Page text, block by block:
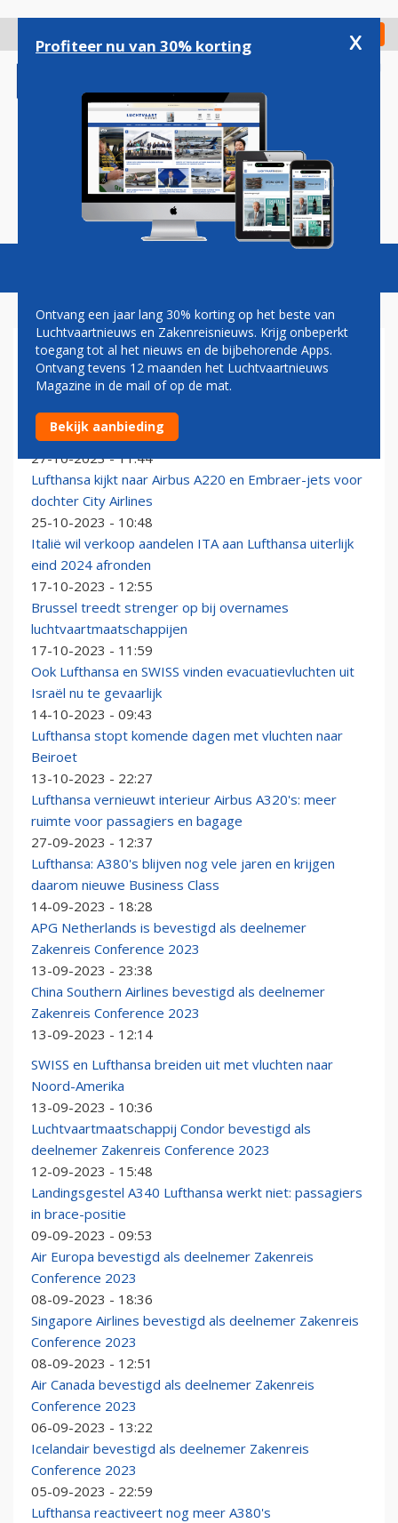
gaan
Check in
Magazine Podcasts Vacatures
LUFTHANSA
Vakbond vreest dat Lufthansa-dochter CityLine
buitenspel wordt gezet
27-10-2023 - 11:44
Lufthansa kijkt naar Airbus A220 en Embraer-jets voor
dochter City Airlines
25-10-2023 - 10:48
Italië wil verkoop aandelen ITA aan Lufthansa uiterlijk
eind 2024 afronden
17-10-2023 - 12:55
Brussel treedt strenger op bij overnames
luchtvaartmaatschappijen
17-10-2023 - 11:59
Ook Lufthansa en SWISS vinden evacuatievluchten uit
Israël nu te gevaarlijk
14-10-2023 - 09:43
Lufthansa stopt komende dagen met vluchten naar
Beiroet
13-10-2023 - 22:27
Lufthansa vernieuwt interieur Airbus A320's: meer
ruimte voor passagiers en bagage
27-09-2023 - 12:37
Lufthansa: A380's blijven nog vele jaren en krijgen
daarom nieuwe Business Class
14-09-2023 - 18:28
APG Netherlands is bevestigd als deelnemer
Zakenreis Conference 2023
13-09-2023 - 23:38
China Southern Airlines bevestigd als deelnemer
Zakenreis Conference 2023
13-09-2023 - 12:14
SWISS en Lufthansa breiden uit met vluchten naar
Noord-Amerika
13-09-2023 - 10:36
Luchtvaartmaatschappij Condor bevestigd als
deelnemer Zakenreis Conference 2023
12-09-2023 - 15:48
Landingsgestel A340 Lufthansa werkt niet: passagiers
in brace-positie
09-09-2023 - 09:53
Air Europa bevestigd als deelnemer Zakenreis
Conference 2023
08-09-2023 - 18:36
Singapore Airlines bevestigd als deelnemer Zakenreis
Conference 2023
08-09-2023 - 12:51
Air Canada bevestigd als deelnemer Zakenreis
Conference 2023
06-09-2023 - 13:22
Icelandair bevestigd als deelnemer Zakenreis
Conference 2023
05-09-2023 - 22:59
Lufthansa reactiveert nog meer A380's
Profiteer nu van 30% korting x
Ontvang een jaar lang 30% korting op het beste van
Luchtvaartnieuws en Zakenreisnieuws. Krijg onbeperkt
toegang tot al het nieuws en de bijbehorende Apps.
Ontvang tevens 12 maanden het Luchtvaartnieuws
Magazine in de mail of op de mat.
Bekijk aanbieding